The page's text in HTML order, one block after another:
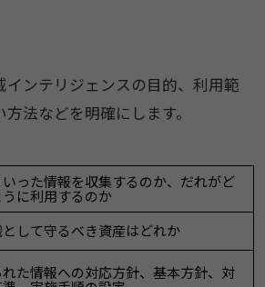
インテリジェンスの目的、利用範
法などを明確にします。
いった情報を収集するのか、だれがど
に利用するのか
して守るべき資産はどれか
た情報への対応方針、基本方針、対